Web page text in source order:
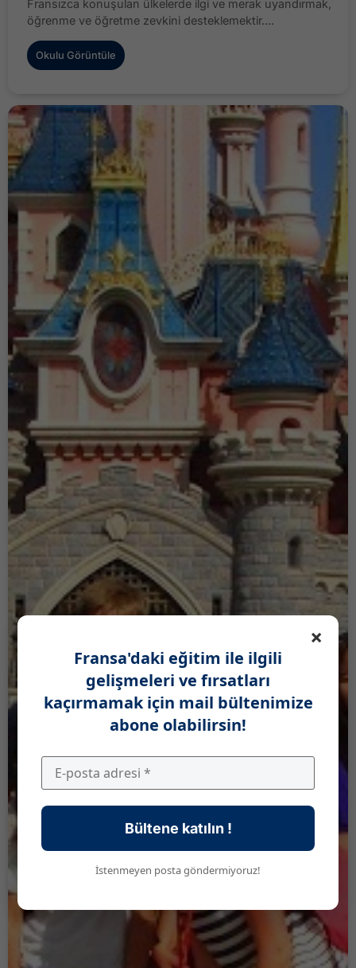
Fransızca konuşulan ülkelerde ilgi ve merak uyandırmak,
öğrenme ve öğretme zevkini desteklemektir....
Okulu Görüntüle
×
Fransa'daki eğitim ile ilgili
gelişmeleri ve fırsatları
kaçırmamak için mail bültenimize
abone olabilirsin!
Bültene katılın !
İstenmeyen posta göndermiyoruz!